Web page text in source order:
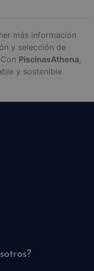
más información
y selección de
PiscinasAthena,
y sostenible